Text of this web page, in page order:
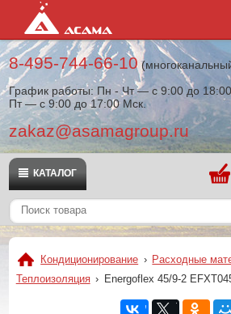
8-495-744-66-10
График работы: Пн - Чт — с 9:00 до
Пт — с 9:00 до 17:00 Мск.
zakaz@asamagroup.ru
КАТАЛОГ
Кондиционирование › Расходные
Теплоизоляция › Energoflex 45/9-2